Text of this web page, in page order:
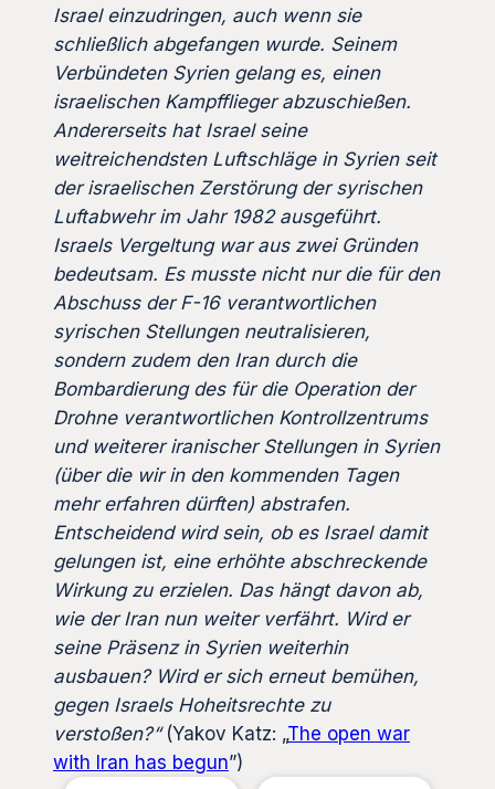
Israel einzudringen, auch wenn sie
schließlich abgefangen wurde. Seinem
Verbündeten Syrien gelang es, einen
israelischen Kampfflieger abzuschießen.
Andererseits hat Israel seine
weitreichendsten Luftschläge in Syrien seit
der israelischen Zerstörung der syrischen
Luftabwehr im Jahr 1982 ausgeführt.
Israels Vergeltung war aus zwei Gründen
bedeutsam. Es musste nicht nur die für den
Abschuss der F-16 verantwortlichen
syrischen Stellungen neutralisieren,
sondern zudem den Iran durch die
Bombardierung des für die Operation der
Drohne verantwortlichen Kontrollzentrums
und weiterer iranischer Stellungen in Syrien
(über die wir in den kommenden Tagen
mehr erfahren dürften) abstrafen.
Entscheidend wird sein, ob es Israel damit
gelungen ist, eine erhöhte abschreckende
Wirkung zu erzielen. Das hängt davon ab,
wie der Iran nun weiter verfährt. Wird er
seine Präsenz in Syrien weiterhin
ausbauen? Wird er sich erneut bemühen,
gegen Israels Hoheitsrechte zu
verstoßen?“(Yakov Katz: „The open war
with Iran has begun”)